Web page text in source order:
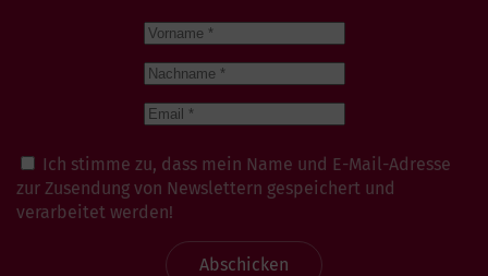
Ich stimme zu, dass mein Name und E-Mail-Adresse
zur Zusendung von Newslettern gespeichert und
verarbeitet werden!
Abschicken